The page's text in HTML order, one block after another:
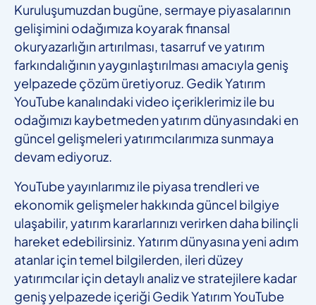
Kuruluşumuzdan bugüne, sermaye piyasalarının
gelişimini odağımıza koyarak finansal
okuryazarlığın artırılması, tasarruf ve yatırım
farkındalığının yaygınlaştırılması amacıyla geniş
yelpazede çözüm üretiyoruz. Gedik Yatırım
YouTube kanalındaki video içeriklerimiz ile bu
odağımızı kaybetmeden yatırım dünyasındaki en
güncel gelişmeleri yatırımcılarımıza sunmaya
devam ediyoruz.
YouTube yayınlarımız ile piyasa trendleri ve
ekonomik gelişmeler hakkında güncel bilgiye
ulaşabilir, yatırım kararlarınızı verirken daha bilinçli
hareket edebilirsiniz. Yatırım dünyasına yeni adım
atanlar için temel bilgilerden, ileri düzey
yatırımcılar için detaylı analiz ve stratejilere kadar
geniş yelpazede içeriği Gedik Yatırım YouTube